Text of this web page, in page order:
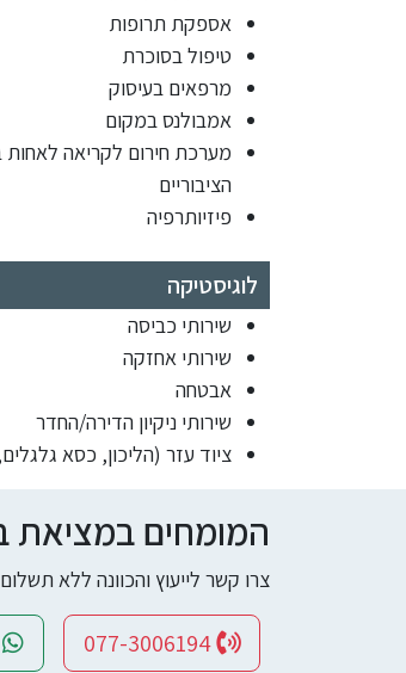
אספקת תרופות
טיפול בסוכרת
מרפאים בעיסוק
אמבולנס במקום
מערכת חירום לקריאה
הציבוריים
פיזיותרפיה
לוגיסטיקה
שירותי כביסה
שירותי אחזקה
אבטחה
שירותי ניקיון הדירה/החדר
ציוד עזר (הליכון, כסא
המומחים במציאת
צרו קשר לייעוץ והכוונה ללא תשלום